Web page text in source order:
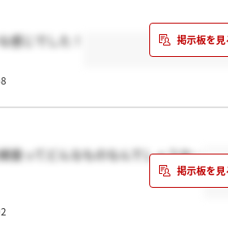
感じでした！
検査ってどんなものなんでしょうか…